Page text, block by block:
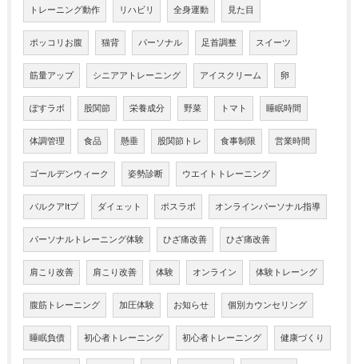
トレーニング動作 リハビリ 全身運動 見た目
ポッコリお腹 猫背 パーソナル 足首調整 スイーツ
筋量アップ シニアアトレーニング アイスクリーム 卵
ぽすラボ 股関節 栄養成分 野菜 トマト 睡眠時間
体調管理 食品 懸垂 股関節トレ 食事制限 営業時間
ゴールデンウィーク 姿勢診断 ウエイトトレーニング
バルクアltプ ダイェット ポスラボ オンラインパーソナル指導
パーソナルトレーニング体験 ひざ痛改善 ひざ痛改善
肩こり改善 肩こり改善 体験 オンライン 体験トレーング
腹筋トレーニング 加圧体験 お知らせ 個別カウンセリング
睡眠負債 初心者トレーニング 初心者トレーニング 健康づくり